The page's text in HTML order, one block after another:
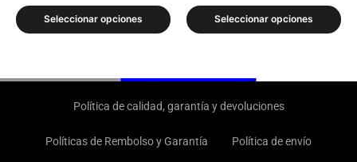
Seleccionar opciones
de
producto
Seleccionar opciones
de
producto
Política de calidad, garantía y devoluciones
Políticas de Rembolso y Garantía Política de envío